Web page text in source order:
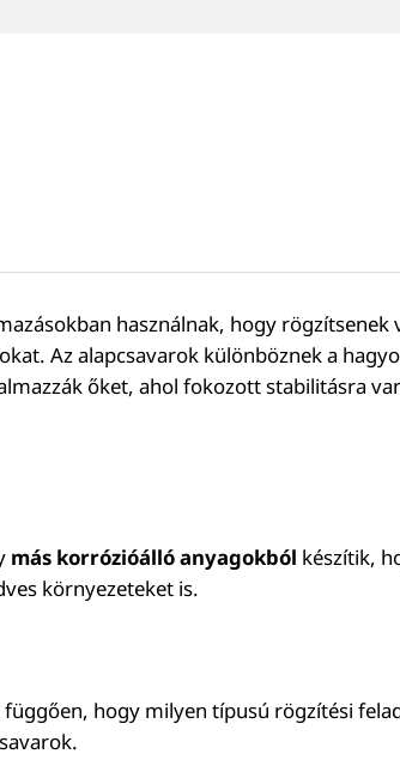
használnak, hogy rögzítsenek
Az alapcsavarok különböznek a
őket, ahol fokozott stabilitásra
más korrózióálló anyagokból készítik,
környezeteket is.
hogy milyen típusú rögzítési